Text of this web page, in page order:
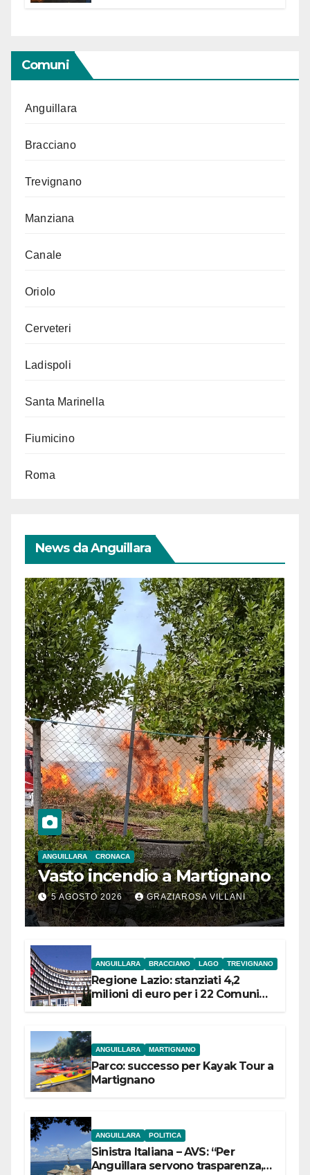
Comuni
Anguillara
Bracciano
Trevignano
Manziana
Canale
Oriolo
Cerveteri
Ladispoli
Santa Marinella
Fiumicino
Roma
News da Anguillara
ANGUILLARA CRONACA
Vasto incendio a Martignano
5 AGOSTO 2026 GRAZIAROSA VILLANI
ANGUILLARA BRACCIANO LAGO TREVIGNANO
Regione Lazio: stanziati 4,2
milioni di euro per i 22 Comuni
ANGUILLARA MARTIGNANO
Parco: successo per Kayak Tour a
Martignano
ANGUILLARA POLITICA
Sinistra Italiana – AVS: “Per
Anguillara servono trasparenza,